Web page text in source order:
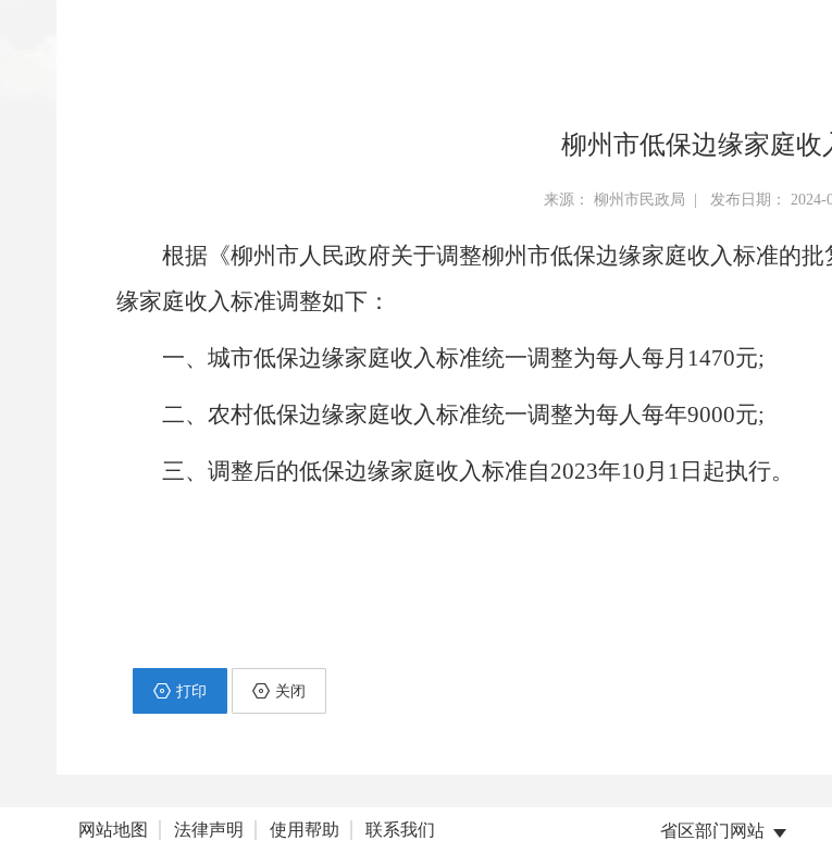
柳州市低保边缘家庭收
来源： 柳州市民政局 | 发布日期： 2024-
根据 《柳州市人民政府关于调整柳州市低保边缘家庭收入标准的批
缘家庭收入标准调整如下：
一、城市低保边缘家庭收入标准统一调整为每人每月1470元;
二、农村低保边缘家庭收入标准统一调整为每人每年9000元;
三、 调整后的低保边缘家庭收入标准自2023年10月 1 日起执行。
打印 关闭
网站地图 法律声明 使用帮助 联系我们 省区部门网站